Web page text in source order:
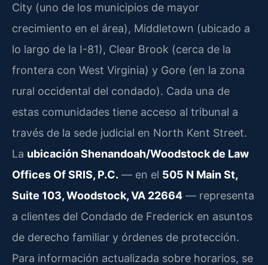
City (uno de los municipios de mayor
crecimiento en el área), Middletown (ubicado a
lo largo de la I-81), Clear Brook (cerca de la
frontera con West Virginia) y Gore (en la zona
rural occidental del condado). Cada una de
estas comunidades tiene acceso al tribunal a
través de la sede judicial en North Kent Street.
La ubicación Shenandoah/Woodstock de Law
Offices Of SRIS, P.C. — en el 505 N Main St,
Suite 103, Woodstock, VA 22664 — representa
a clientes del Condado de Frederick en asuntos
de derecho familiar y órdenes de protección.
Para información actualizada sobre horarios, se